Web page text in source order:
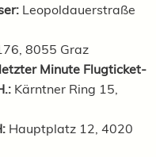
Leopoldauerstraße
8055 Graz
Minute Flugticket-
Kärntner Ring 15,
Hauptplatz 12, 4020